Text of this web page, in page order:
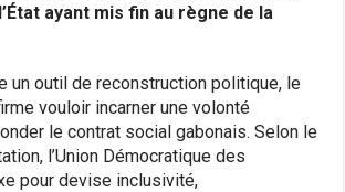
ayant mis fin au règne de la
un outil de reconstruction politique, le
vouloir incarner une volonté
le contrat social gabonais. Selon le
l’Union Démocratique des
pour devise inclusivité,